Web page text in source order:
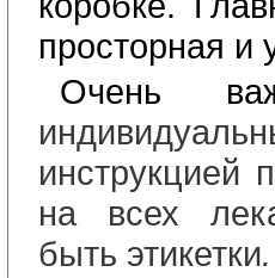
просторная и
Очень
инструкцией
на всех
быть этикетки.